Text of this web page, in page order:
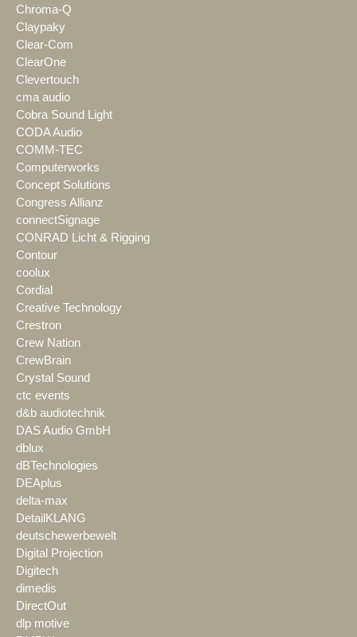
Chroma-Q
Claypaky
Clear-Com
ClearOne
Clevertouch
cma audio
Cobra Sound Light
CODA Audio
COMM-TEC
Computerworks
Concept Solutions
Congress Allianz
connectSignage
CONRAD Licht & Rigging
Contour
coolux
Cordial
Creative Technology
Crestron
Crew Nation
CrewBrain
Crystal Sound
ctc events
d&b audiotechnik
DAS Audio GmbH
dblux
dBTechnologies
DEAplus
delta-max
DetailKLANG
deutschewerbewelt
Digital Projection
Digitech
dimedis
DirectOut
dlp motive